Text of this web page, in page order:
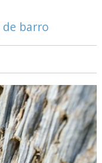
de barro